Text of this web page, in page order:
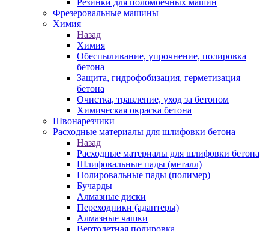
Резинки для поломоечных машин
Фрезеровальные машины
Химия
Назад
Химия
Обеспыливание, упрочнение, полировка
бетона
Защита, гидрофобизация, герметизация
бетона
Очистка, травление, уход за бетоном
Химическая окраска бетона
Швонарезчики
Расходные материалы для шлифовки бетона
Назад
Расходные материалы для шлифовки бетона
Шлифовальные пады (металл)
Полировальные пады (полимер)
Бучарды
Алмазные диски
Переходники (адаптеры)
Алмазные чашки
Вертолетная полировка